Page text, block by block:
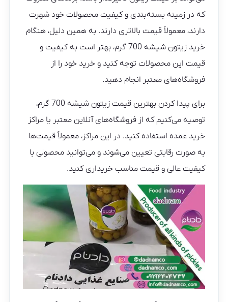
که در زمینه بسته‌بندی و کیفیت محصولات خود شهرت
دارند، معمولاً قیمت بالاتری دارند. به همین دلیل، هنگام
خرید زیتون شیشه 700 گرم، بهتر است به کیفیت و
قیمت این محصولات توجه کنید و خرید خود را از
فروشگاه‌های معتبر انجام دهید.
برای پیدا کردن بهترین قیمت زیتون شیشه 700 گرم،
توصیه می‌کنیم که از فروشگاه‌های آنلاین معتبر یا مراکز
خرید عمده استفاده کنید. در این مراکز، معمولاً قیمت‌ها
به‌ صورت رقابتی تعیین می‌شوند و می‌توانید محصولی با
کیفیت عالی و قیمت مناسب خریداری کنید.